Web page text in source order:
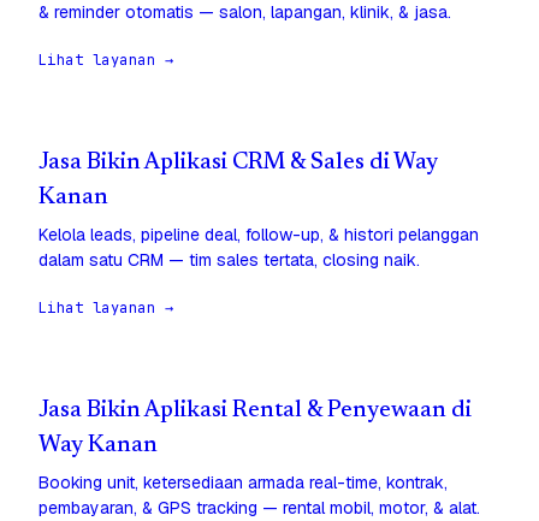
& reminder otomatis — salon, lapangan, klinik, & jasa.
Lihat layanan →
Jasa Bikin Aplikasi CRM & Sales di Way
Kanan
Kelola leads, pipeline deal, follow-up, & histori pelanggan
dalam satu CRM — tim sales tertata, closing naik.
Lihat layanan →
Jasa Bikin Aplikasi Rental & Penyewaan di
Way Kanan
Booking unit, ketersediaan armada real-time, kontrak,
pembayaran, & GPS tracking — rental mobil, motor, & alat.